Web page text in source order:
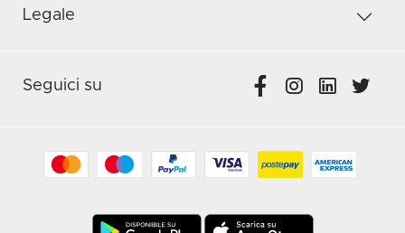
Legale
Seguici su